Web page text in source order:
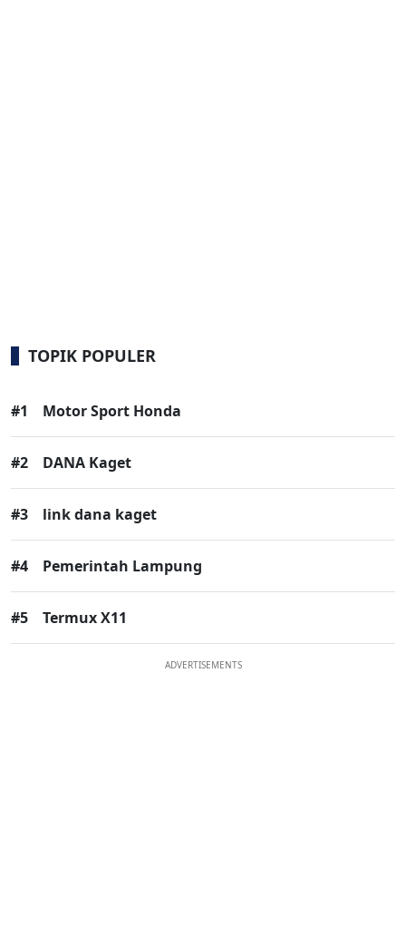
TOPIK POPULER
#1 Motor Sport Honda
#2 DANA Kaget
#3 link dana kaget
#4 Pemerintah Lampung
#5 Termux X11
ADVERTISEMENTS